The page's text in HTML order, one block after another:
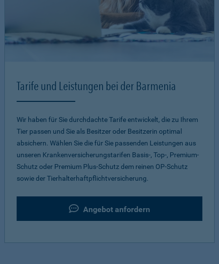
Tarife und Leistungen bei der Barmenia
Wir haben für Sie durchdachte Tarife entwickelt, die zu Ihrem
Tier passen und Sie als Besitzer oder Besitzerin optimal
absichern. Wählen Sie die für Sie passenden Leistungen aus
unseren Krankenversicherungstarifen Basis-, Top-, Premium-
Schutz oder Premium Plus-Schutz dem reinen OP-Schutz
sowie der Tierhalterhaftpflichtversicherung.
Angebot anfordern